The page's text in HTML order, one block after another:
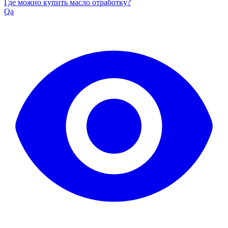
Где можно купить масло отработку?
Qa